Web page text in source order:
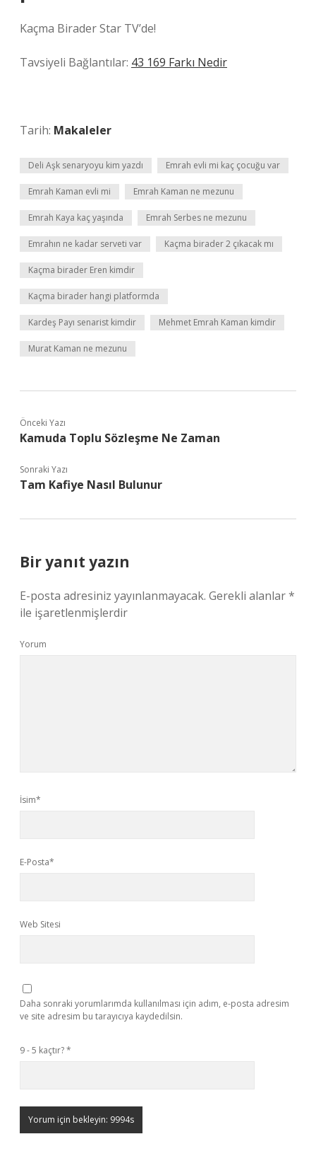
Kaçma Birader Star TV’de!
Tavsiyeli Bağlantılar: 43 169 Farkı Nedir
Tarih: Makaleler
Deli Aşk senaryoyu kim yazdı Emrah evli mi kaç çocuğu var
Emrah Kaman evli mi Emrah Kaman ne mezunu
Emrah Kaya kaç yaşında Emrah Serbes ne mezunu
Emrahın ne kadar serveti var Kaçma birader 2 çıkacak mı
Kaçma birader Eren kimdir
Kaçma birader hangi platformda
Kardeş Payı senarist kimdir Mehmet Emrah Kaman kimdir
Murat Kaman ne mezunu
Önceki Yazı
Kamuda Toplu Sözleşme Ne Zaman
Sonraki Yazı
Tam Kafiye Nasıl Bulunur
Bir yanıt yazın
E-posta adresiniz yayınlanmayacak. Gerekli alanlar*
ile işaretlenmişlerdir
Yorum
İsim*
E-Posta*
Web Sitesi
Daha sonraki yorumlarımda kullanılması için adım, e-posta adresim
ve site adresim bu tarayıcıya kaydedilsin.
9 - 5 kaçtır?*